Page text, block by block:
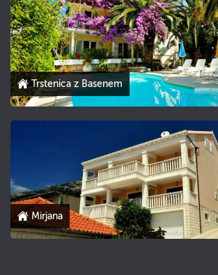
Trstenica z Basenem
Mirjana